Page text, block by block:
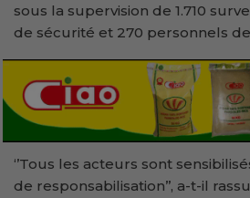
sous la supervision de 1.710
de sécurité et 270 personnels
‘’Tous les acteurs sont
de responsabilisation’’, a-t-il